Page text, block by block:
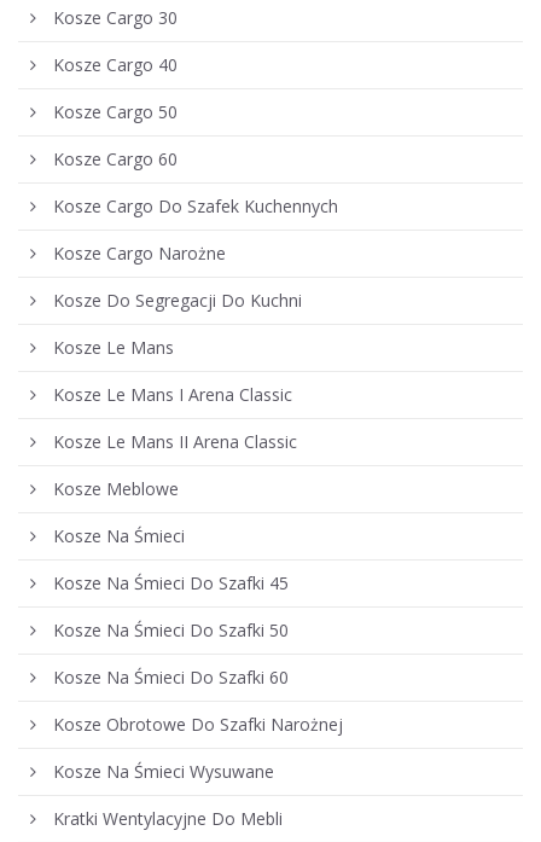
Kosze Cargo 30
Kosze Cargo 40
Kosze Cargo 50
Kosze Cargo 60
Kosze Cargo Do Szafek Kuchennych
Kosze Cargo Narożne
Kosze Do Segregacji Do Kuchni
Kosze Le Mans
Kosze Le Mans I Arena Classic
Kosze Le Mans II Arena Classic
Kosze Meblowe
Kosze Na Śmieci
Kosze Na Śmieci Do Szafki 45
Kosze Na Śmieci Do Szafki 50
Kosze Na Śmieci Do Szafki 60
Kosze Obrotowe Do Szafki Narożnej
Kosze Na Śmieci Wysuwane
Kratki Wentylacyjne Do Mebli